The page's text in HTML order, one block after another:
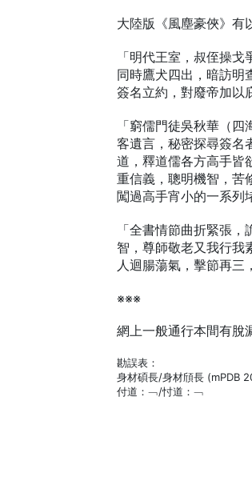
大陸版《風塵豪俠》有
「明代王室，叔侄操
同時鷹犬四出，暗訪明
簽名立約，對廢帝加以
「窮儒門徒吳秋華（
客遺言，秘密探尋簽名
道，釋道儒各方高手皆
重信義，聰明機智，苦
闖過高手宵小的一系列
「全書情節曲折緊張
智，尊師敬老又我行我
人迴腸蕩氣，擊節再三
※※※
網上一般通行本間有脫
勘誤表：
身材碩長/身材頎長 (mPDB
付道：﹁/忖道：﹁